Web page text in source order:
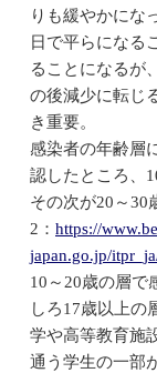
りも緩やかにな
日で平らになる
ることになるが
の後減少に転じ
き重要。
感染者の年齢層
認したところ、
その次が20～30
2： https://
japan.go.jp/
10～20歳の層で
しろ17歳以上の
学や高等教育施
通う学生の一部